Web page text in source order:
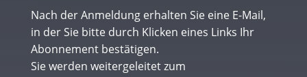
Nach der Anmeldung erhalten Sie eine E-Mail,
in der Sie bitte durch Klicken eines Links Ihr
Abonnement bestätigen.
Sie werden weitergeleitet zum